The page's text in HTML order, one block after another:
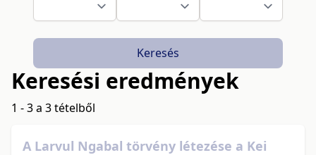
Keresés
Keresési eredmények
1 - 3 a 3 tételből
A Larvul Ngabal törvény létezése a Kei